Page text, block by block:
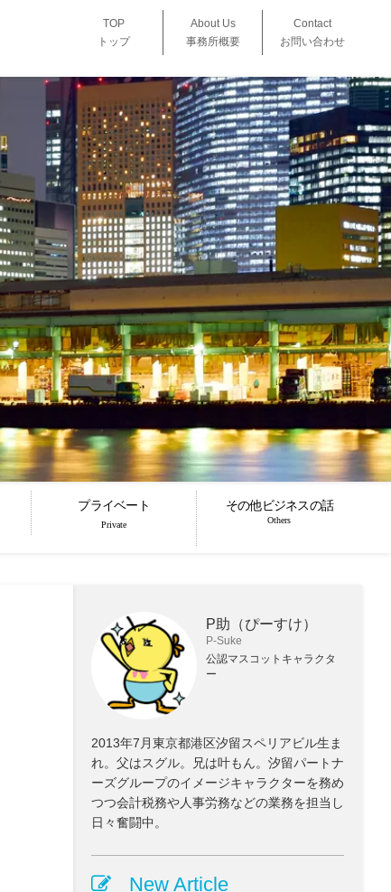
TOP
トップ
About Us
事務所概要
Contact
お問い合わせ
プライベート
Private
その他ビジネスの話
Others
P助（ぴーすけ）
P-Suke
公認マスコットキャラクタ
ー
2013年7月東京都港区汐留スペリアビル生ま
れ。父はスグル。兄は叶もん。汐留パートナ
ーズグループのイメージキャラクターを務め
つつ会計税務や人事労務などの業務を担当し
日々奮闘中。
New Article